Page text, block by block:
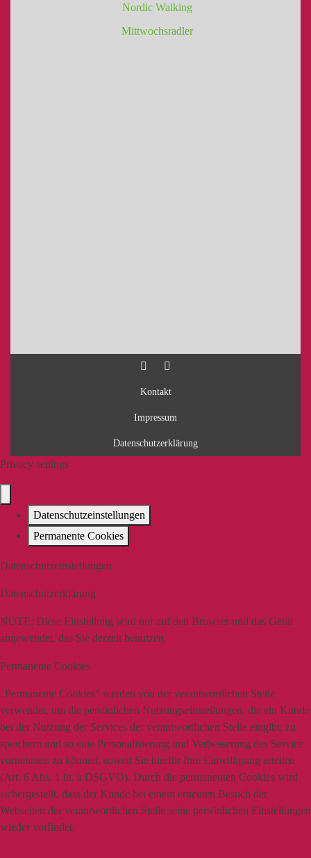
Nordic Walking
Mittwochsradler
Kontakt
Impressum
Datenschutzerklärung
Privacy settings
Datenschutzeinstellungen
Permanente Cookies
Datenschutzeinstellungen
Datenschutzerklärung
NOTE: Diese Einstellung wird nur auf den Browser und das Gerät
angewendet, das Sie derzeit benutzen.
Permanente Cookies
„Permanente Cookies“ werden von der verantwortlichen Stelle
verwendet, um die persönlichen Nutzungseinstellungen, die ein Kunde
bei der Nutzung der Services der verantwortlichen Stelle eingibt, zu
speichern und so eine Personalisierung und Verbesserung des Service
vornehmen zu können, soweit Sie hierfür Ihre Einwilligung erteilen
(Art. 6 Abs. 1 lit. a DSGVO). Durch die permanenten Cookies wird
sichergestellt, dass der Kunde bei einem erneuten Besuch der
Webseiten der verantwortlichen Stelle seine persönlichen Einstellungen
wieder vorfindet.